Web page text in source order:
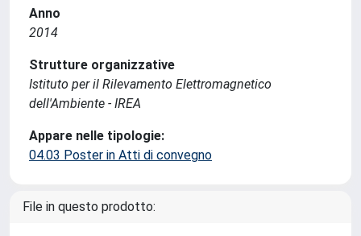
Anno
2014
Strutture organizzative
Istituto per il Rilevamento Elettromagnetico
dell'Ambiente - IREA
Appare nelle tipologie:
04.03 Poster in Atti di convegno
File in questo prodotto: